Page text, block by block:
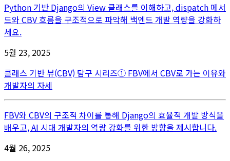
Python 기반 Django의 View 클래스를 이해하고, dispatch 메서
드와 CBV 흐름을 구조적으로 파악해 백엔드 개발 역량을 강화하
세요.
5월 23, 2025
클래스 기반 뷰(CBV) 탐구 시리즈① FBV에서 CBV로 가는 이유와
개발자의 자세
FBV와 CBV의 구조적 차이를 통해 Django의 효율적 개발 방식을
배우고, AI 시대 개발자의 역량 강화를 위한 방향을 제시합니다.
4월 26, 2025